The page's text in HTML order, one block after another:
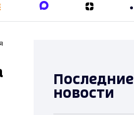
Последние
новости